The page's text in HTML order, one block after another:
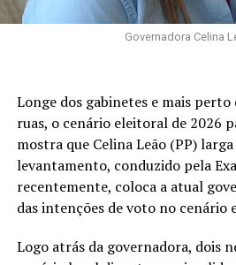
Governadora Celina
Longe dos gabinetes e mais
ruas, o cenário eleitoral de 2026
mostra que Celina Leão (PP)
levantamento, conduzido pela
recentemente, coloca a atual
das intenções de voto no cenário
Logo atrás da governadora, dois